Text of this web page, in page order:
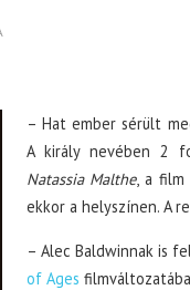
– Hat ember sérült
A király nevében 2
Natassia Malthe, a film
ekkor a helyszínen. A
– Alec Baldwinnak is
of Ages